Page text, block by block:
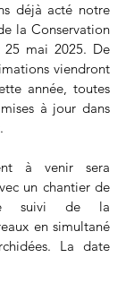
déjà acté notre
la Conservation
25 mai 2025. De
viendront
année, toutes
à jour dans
à venir sera
un chantier de
suivi de la
en simultané
La date